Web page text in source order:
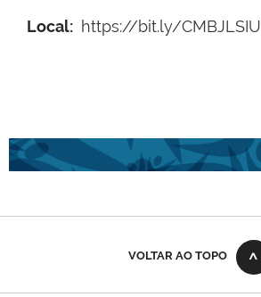
Local: https://bit.ly/CMBJLSIU
VOLTAR AO TOPO